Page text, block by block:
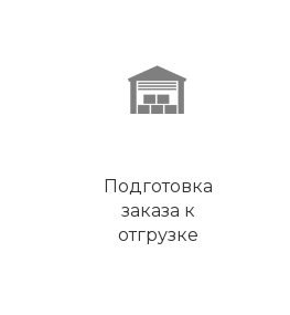
Подготовка
заказа к
отгрузке